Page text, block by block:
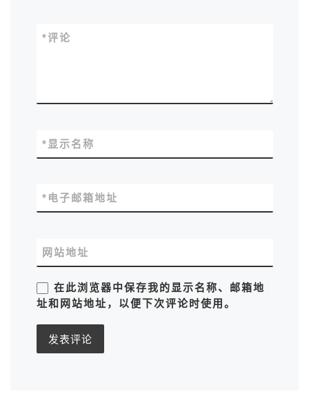
评论
*
显示名称
*
电子邮箱地址
*
网站地址
在此浏览器中保存我的显示名称、邮箱地
址和网站地址，以便下次评论时使用。